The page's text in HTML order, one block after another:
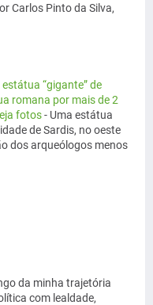
Carlos Pinto da Silva,
“gigante” de
romana por mais de 2
fotos- Uma estátua
de Sardis, no oeste
dos arqueólogos menos
da minha trajetória
com lealdade,